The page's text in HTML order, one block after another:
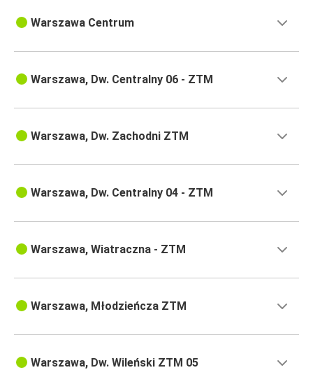
Warszawa Centrum
Warszawa, Dw. Centralny 06 - ZTM
Warszawa, Dw. Zachodni ZTM
Warszawa, Dw. Centralny 04 - ZTM
Warszawa, Wiatraczna - ZTM
Warszawa, Młodzieńcza ZTM
Warszawa, Dw. Wileński ZTM 05